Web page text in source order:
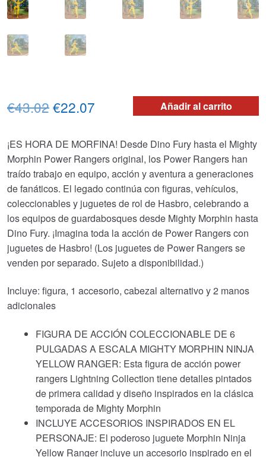
Añadir al carrito
€43.02El
original
era:
€43.02.
€22.07
actual
es:
€22.07.
¡ES HORA DE MORFINA! Desde Dino Fury hasta el Mighty
Morphin Power Rangers original, los Power Rangers han
traído trabajo en equipo, acción y aventura a generaciones
de fanáticos. El legado continúa con figuras, vehículos,
coleccionables y juguetes de rol de Hasbro, celebrando a
los equipos de guardabosques desde Mighty Morphin hasta
Dino Fury. ¡Imagina toda la acción de Power Rangers con
juguetes de Hasbro! (Los juguetes de Power Rangers se
venden por separado. Sujeto a disponibilidad.)
Incluye: figura, 1 accesorio, cabezal alternativo y 2 manos
adicionales
FIGURA DE ACCIÓN COLECCIONABLE DE 6
PULGADAS A ESCALA MIGHTY MORPHIN NINJA
YELLOW RANGER: Esta figura de acción power
rangers Lightning Collection tiene detalles pintados
de primera calidad y diseño inspirados en la clásica
temporada de Mighty Morphin
INCLUYE ACCESORIOS INSPIRADOS EN EL
PERSONAJE: El poderoso juguete Morphin Ninja
Yellow Ranger incluye un accesorio inspirado en el